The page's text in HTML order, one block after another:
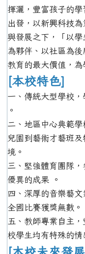
揮灑，豐富孩子的
出發，以新興科技
與發展之下，「以
為夥伴、以社區為
教育的最大價值，為
[本校特色]
一、傳統大型學校
。
二、地區中心典範
兒園到藝術才藝班
境。
三、堅強體育團隊
優異的成果 。
四、深厚的音樂藝文
全國比賽獲獎無數。
五、教師專業自主
校學生均有特殊的情